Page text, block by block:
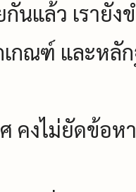
นแล้ว เรายัง
กณฑ์ และหลั
คงไม่ยัดข้อ